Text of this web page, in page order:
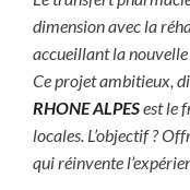
dimension avec la
accueillant la
Ce projet ambitieux,
RHONE ALPESest le
locales. L’objectif ?
qui réinvente